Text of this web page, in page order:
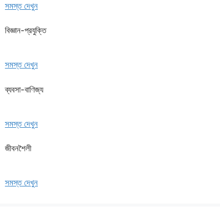
সমস্ত দেখুন
বিজ্ঞান-প্রযুক্তি
সমস্ত দেখুন
ব্যবসা-বাণিজ্য
সমস্ত দেখুন
জীবনশৈলী
সমস্ত দেখুন